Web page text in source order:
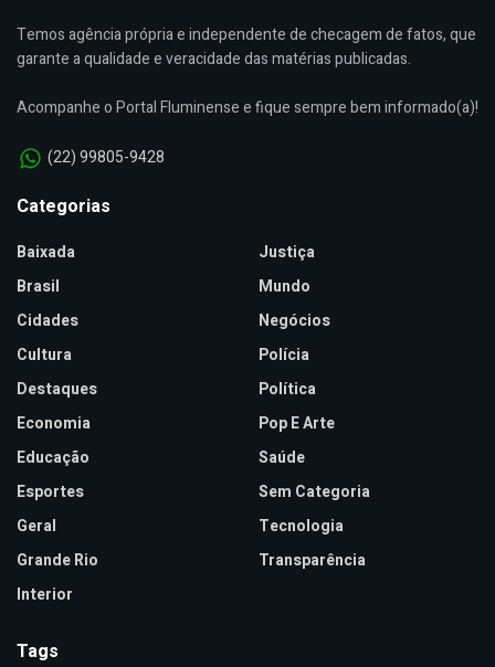
Temos agência própria e independente de checagem de fatos, que
garante a qualidade e veracidade das matérias publicadas.
Acompanhe o Portal Fluminense e fique sempre bem informado(a)!
(22) 99805-9428
Categorias
Baixada
Brasil
Cidades
Cultura
Destaques
Economia
Educação
Esportes
Geral
Grande Rio
Interior
Justiça
Mundo
Negócios
Polícia
Política
Pop E Arte
Saúde
Sem Categoria
Tecnologia
Transparência
Tags